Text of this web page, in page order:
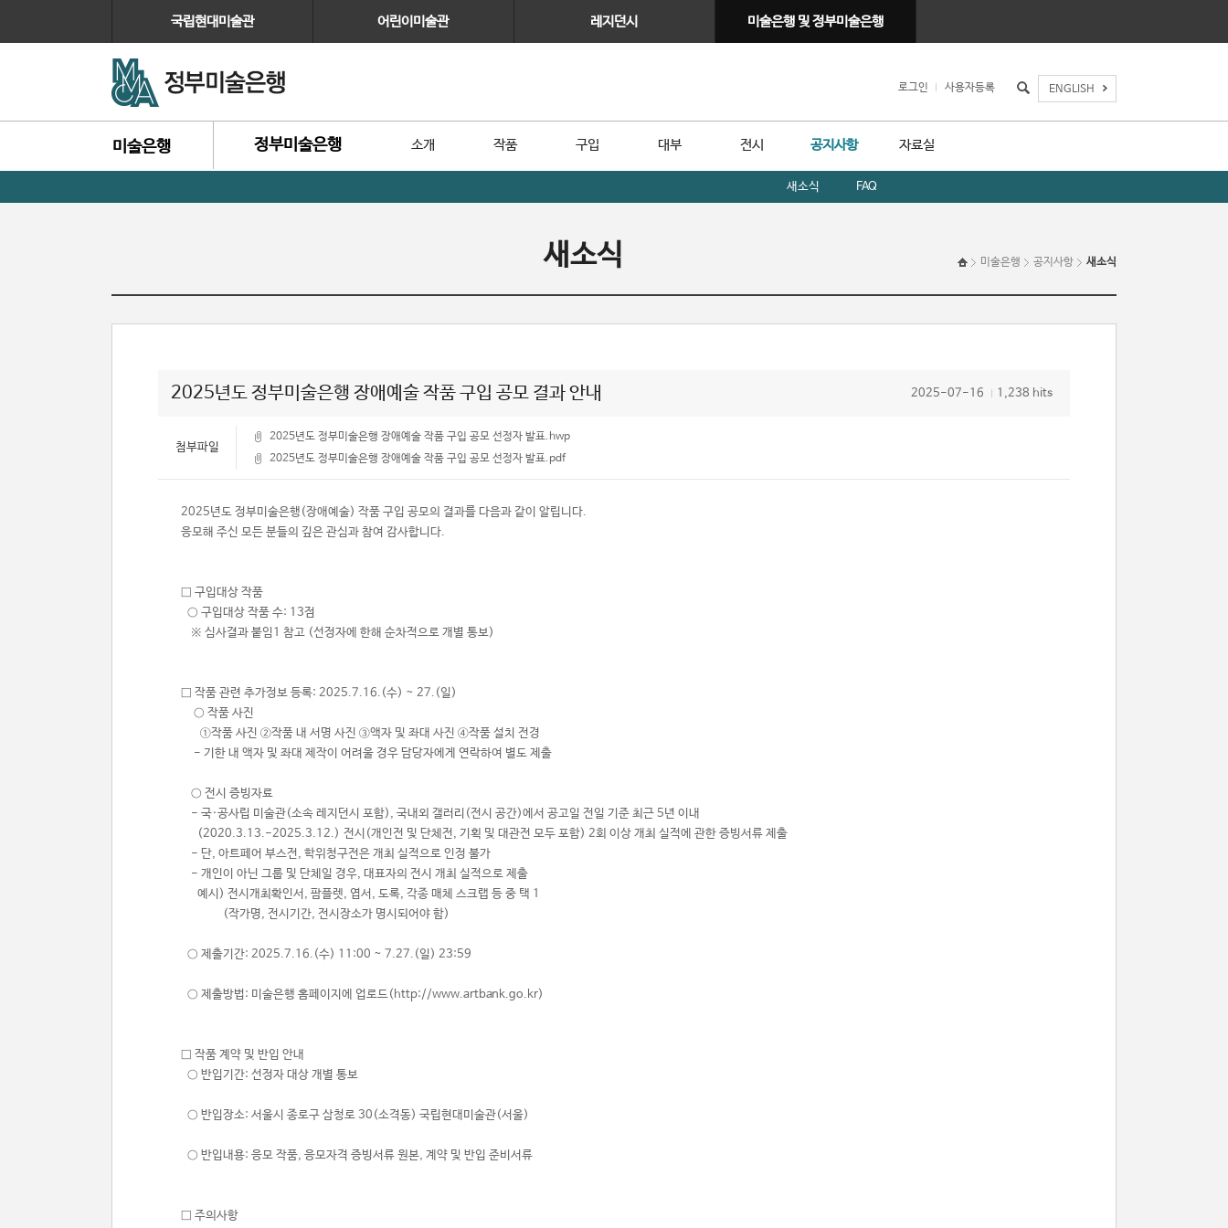
국립현대미술관 어린이미술관 레지던시 미술은행 및 정부미술은행
로그인 사용자등록 ENGLISH
미술은행 정부미술은행 소개 작품 구입 대부 전시 공지사항
새소식 FAQ
자료실
미술은행 공지사항 새소식
새소식
2025년도 정부미술은행 장애예술 작품 구입 공모 결과 안내 2025-07-16 1,238 hits
첨부파일
2025년도 정부미술은행 장애예술 작품 구입 공모 선정자 발표.hwp
2025년도 정부미술은행 장애예술 작품 구입 공모 선정자 발표.pdf
2025년도 정부미술은행(장애예술) 작품 구입 공모의 결과를 다음과 같이 알립니다.
응모해 주신 모든 분들의 깊은 관심과 참여 감사합니다.
□ 구입대상 작품
​ ○ 구입대상 작품 수: 13점
※ 심사결과 붙임1 참고 (선정자에 한해 순차적으로 개별 통보)
□ 작품 관련 추가정보 등록: 2025.7.16.(수) ~ 27.(일)
○ 작품 사진
①작품 사진 ②작품 내 서명 사진 ③액자 및 좌대 사진 ④작품 설치 전경
- 기한 내 액자 및 좌대 제작이 어려울 경우 담당자에게 연락하여 별도 제출
○ 전시 증빙자료
- 국·공사립 미술관(소속 레지던시 포함), 국내외 갤러리(전시 공간)에서 공고일 전일 기준 최근 5년 이내
(2020.3.13.-2025.3.12.) 전시(개인전 및 단체전, 기획 및 대관전 모두 포함) 2회 이상 개최 실적에 관한 증빙서류 제출
- 단, 아트페어 부스전, 학위청구전은 개최 실적으로 인정 불가
- 개인이 아닌 그룹 및 단체일 경우, 대표자의 전시 개최 실적으로 제출
예시) 전시개최확인서, 팜플렛, 엽서, 도록, 각종 매체 스크랩 등 중 택 1
(작가명, 전시기간, 전시장소가 명시되어야 함)
○ 제출기간: 2025.7.16.(수) 11:00 ~ 7.27.(일) 23:59
○ 제출방법: 미술은행 홈페이지에 업로드(http://www.artbank.go.kr)
□ 작품 계약 및 반입 안내
○ 반입기간: 선정자 대상 개별 통보
○ 반입장소: 서울시 종로구 삼청로 30(소격동) 국립현대미술관(서울)
○ 반입내용: 응모 작품, 응모자격 증빙서류 원본, 계약 및 반입 준비서류
□ 주의사항